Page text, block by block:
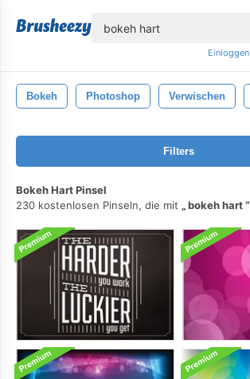
Einloggen
Bokeh Photoshop Verwischen
Filters
Bokeh Hart Pinsel
230 kostenlosen Pinseln, die mit
bokeh hart